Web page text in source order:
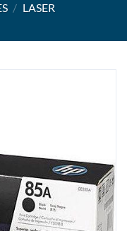
/ LASER